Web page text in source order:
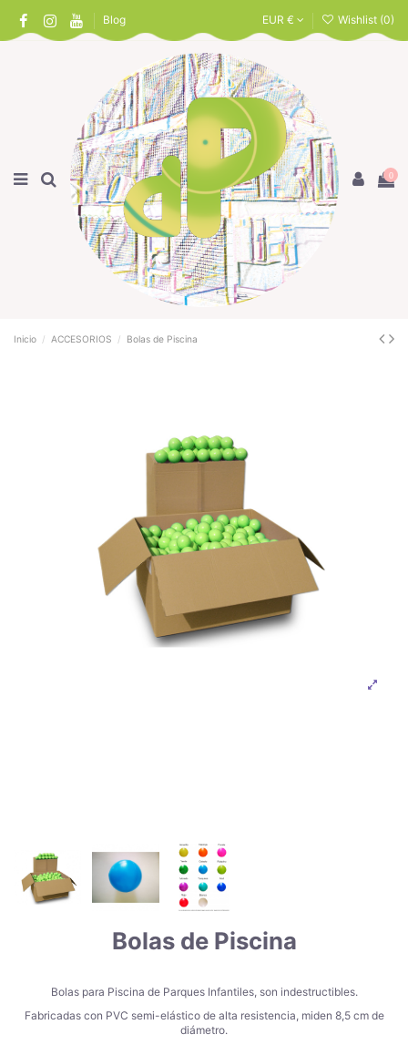
Blog EUR € Wishlist (0)
0
Inicio ACCESORIOS Bolas de Piscina
Bolas de Piscina
Bolas para Piscina de Parques Infantiles, son indestructibles.
Fabricadas con PVC semi-elástico de alta resistencia, miden 8,5 cm de
diámetro.